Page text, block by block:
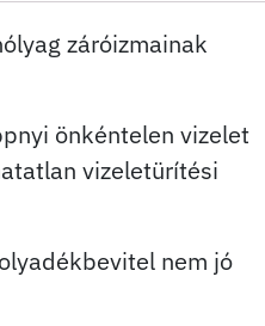
záróizmainak
önkéntelen vizelet
vizeletürítési
nem jó